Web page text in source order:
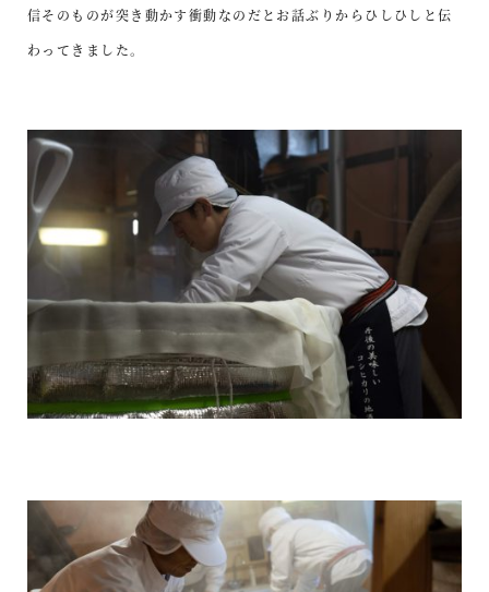
信そのものが突き動かす衝動なのだとお話ぶりからひしひしと伝
わってきました。